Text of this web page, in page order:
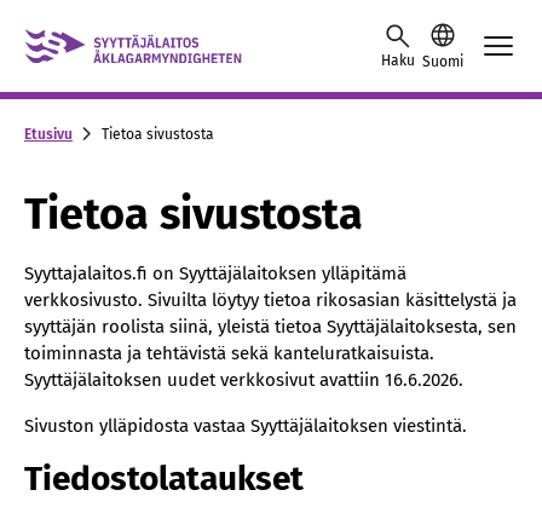
Skip to content -saavutettavuusohje
Haku Suomi
Etusivu Tietoa sivustosta
Tietoa sivustosta
Syyttajalaitos.fi on Syyttäjälaitoksen ylläpitämä
verkkosivusto. Sivuilta löytyy tietoa rikosasian käsittelystä ja
syyttäjän roolista siinä, yleistä tietoa Syyttäjälaitoksesta, sen
toiminnasta ja tehtävistä sekä kanteluratkaisuista.
Syyttäjälaitoksen uudet verkkosivut avattiin 16.6.2026.
Sivuston ylläpidosta vastaa Syyttäjälaitoksen viestintä.
Tiedostolataukset